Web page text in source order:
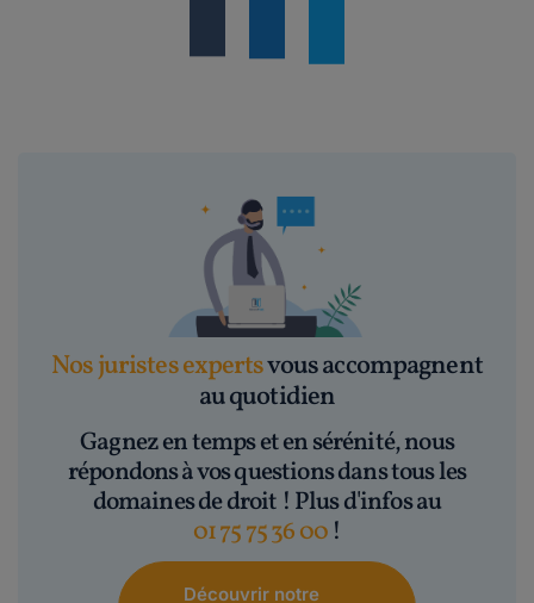
Nos juristes expertsvous accompagnent
au quotidien
Gagnez en temps et en sérénité, nous
répondons à vos questions dans tous les
domaines de droit ! Plus d'infos au
01 75 75 36 00 !
Découvrir notre